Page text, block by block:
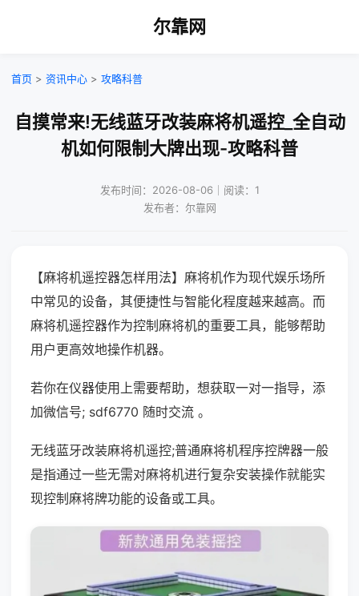
尔靠网
首页 > 资讯中心 > 攻略科普
自摸常来!无线蓝牙改装麻将机遥控_全自动
机如何限制大牌出现-攻略科普
发布时间：2026-08-06｜阅读：1
发布者：尔靠网
【麻将机遥控器怎样用法】麻将机作为现代娱乐场所
中常见的设备，其便捷性与智能化程度越来越高。而
麻将机遥控器作为控制麻将机的重要工具，能够帮助
用户更高效地操作机器。
若你在仪器使用上需要帮助，想获取一对一指导，添
加微信号; sdf6770 随时交流 。
无线蓝牙改装麻将机遥控;普通麻将机程序控牌器一般
是指通过一些无需对麻将机进行复杂安装操作就能实
现控制麻将牌功能的设备或工具。